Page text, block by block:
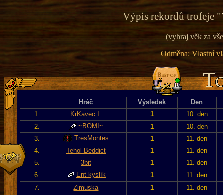
Výpis rekordů trofeje "
(vyhraj věk za
Odměna: Vlastní
Hráč Výsledek
Den
1.
KrKavec I. 1
10. den
2.
~BOMI~ 1
10. den
3.
TresMontes 1
11. den
4.
Tehol Beddict 1
11. den
5.
3bit 1
11. den
6.
Ent kyslík 1
11. den
7.
Zimuska 1
11. den